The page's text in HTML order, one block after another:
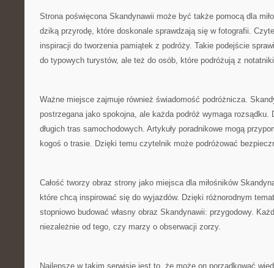
Strona poświęcona Skandynawii może być także pomocą dla
dziką przyrodę, które doskonale sprawdzają się w fotografii.
inspiracji do tworzenia pamiątek z podróży. Takie podejście
do typowych turystów, ale też do osób, które podróżują z
Ważne miejsce zajmuje również świadomość podróżnicza.
postrzegana jako spokojna, ale każda podróż wymaga rozsądku.
długich tras samochodowych. Artykuły poradnikowe mogą
kogoś o trasie. Dzięki temu czytelnik może podróżować
Całość tworzy obraz strony jako miejsca dla miłośników
które chcą inspirować się do wyjazdów. Dzięki różnorodnym
stopniowo budować własny obraz Skandynawii: przygodowy.
niezależnie od tego, czy marzy o obserwacji zorzy.
Najlepsze w takim serwisie jest to, że może on porządkować